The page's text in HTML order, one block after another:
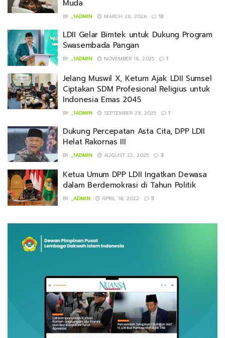
Muda
BY _1ADMIN MARCH 26, 2026 13
LDII Gelar Bimtek untuk Dukung Program
Swasembada Pangan
BY _1ADMIN NOVEMBER 16, 2025 1
Jelang Muswil X, Ketum Ajak LDII Sumsel
Ciptakan SDM Profesional Religius untuk
Indonesia Emas 2045
BY _1ADMIN SEPTEMBER 29, 2025 1
Dukung Percepatan Asta Cita, DPP LDII
Helat Rakornas III
BY _1ADMIN AUGUST 22, 2025 3
Ketua Umum DPP LDII Ingatkan Dewasa
dalam Berdemokrasi di Tahun Politik
BY _ADMIN APRIL 18, 2022 5